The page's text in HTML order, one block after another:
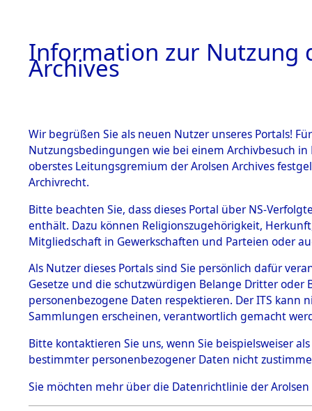
BESTÄNDE
1.
mente
5. Verschiedenes
5.3
Todesmärsche
5.3.1 Alliierte
Erhebungen
zu
Todesmärsch
en
5.3.2
0002
Information zur Nutzung
Archives
Wir begrüßen Sie als neuen Nutzer unseres Portals!
Nutzungsbedingungen wie bei einem Archivbesuch
oberstes Leitungsgremium der Arolsen Archives
Archivrecht.
Bitte beachten Sie, dass dieses Portal über NS-
enthält. Dazu können Religionszugehörigkeit,
Mitgliedschaft in Gewerkschaften und Parteien oder
Als Nutzer dieses Portals sind Sie persönlich dafür
Gesetze und die schutzwürdigen Belange Dritter
personenbezogene Daten respektieren. Der ITS
Sammlungen erscheinen, verantwortlich gemacht
Bitte kontaktieren Sie uns, wenn Sie beispielsweiser
bestimmter personenbezogener Daten nicht
Sie möchten mehr über die Datenrichtlinie der Arolsen